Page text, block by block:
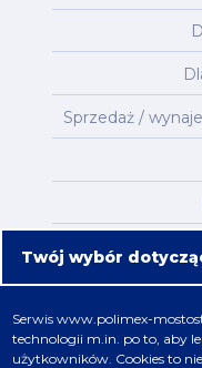
Sprzedaż /
Twój wybór
Serwiswww.polimex-
technologii m.in. po to, aby
użytkowników. Cookies to